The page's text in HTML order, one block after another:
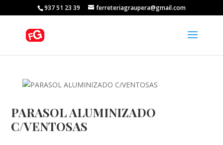
937 51 23 39 ferreteriagraupera@gmail.com
PARASOL ALUMINIZADO
C/VENTOSAS